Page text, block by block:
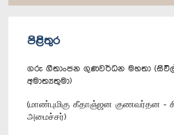
පිළිතුර
ගරු ගීතාංජන ගුණවර්ධන මහතා
අමාත්‍යතුමා)
(மாண்புமிகு கீதாஞ்ஜன குணவர்தன -
அமைச்சர்)